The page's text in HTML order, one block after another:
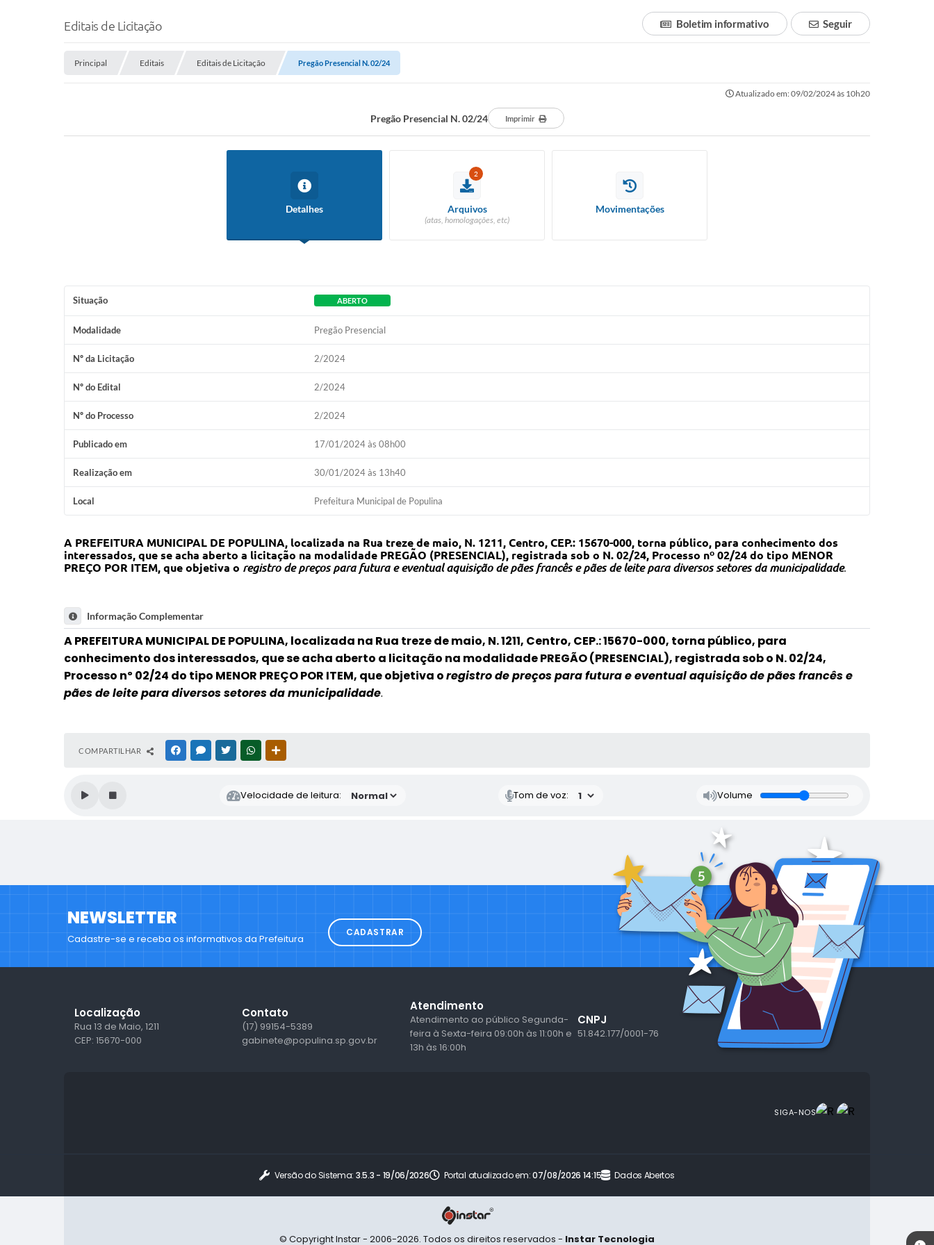
Editais de Licitação Seguir
Boletim informativo
Principal Editais Editais de Licitação Pregão Presencial N. 02/24
Atualizado em: 09/02/2024 às 10h20
Pregão Presencial N. 02/24 Imprimir
Detalhes
2
Arquivos
(atas, homologações, etc)
Movimentações
Situação ABERTO
Modalidade Pregão Presencial
Nº da Licitação 2/2024
Nº do Edital 2/2024
Nº do Processo 2/2024
Publicado em 17/01/2024 às 08h00
Realização em 30/01/2024 às 13h40
Local Prefeitura Municipal de Populina
A PREFEITURA MUNICIPAL DE POPULINA, localizada na Rua treze de maio, N. 1211, Centro, CEP.: 15670-000, torna público, para conhecimento dos
interessados, que se acha aberto a licitação na modalidade PREGÃO (PRESENCIAL), registrada sob o N. 02/24, Processo nº 02/24 do tipo MENOR
PREÇO POR ITEM, que objetiva o registro de preços para futura e eventual aquisição de pães francês e pães de leite para diversos setores da municipalidade.
Informação Complementar
A PREFEITURA MUNICIPAL DE POPULINA, localizada na Rua treze de maio, N. 1211, Centro, CEP.: 15670-000, torna público, para
conhecimento dos interessados, que se acha aberto a licitação na modalidade PREGÃO (PRESENCIAL), registrada sob o N. 02/24,
Processo nº 02/24 do tipo MENOR PREÇO POR ITEM, que objetiva oregistro de preços para futura e eventual aquisição de pães francês e
pães de leite para diversos setores da municipalidade.
COMPARTILHAR FACEBOOKMESSENGER
TWITTERWHATSAPP
Velocidade de leitura: Tom de voz: Volume
NEWSLETTER
Cadastre-se e receba os informativos da Prefeitura
CADASTRAR
SIGA-NOS
Localização
Rua 13 de Maio, 1211
CEP: 15670-000
Contato
(17) 99154-5389
gabinete@populina.sp.gov.br
Atendimento
Atendimento ao público Segunda-
feira à Sexta-feira 09:00h às 11:00h e
13h às 16:00h
CNPJ
51.842.177/0001-76
Versão do Sistema: 3.5.3 - 19/06/2026 Portal atualizado em:07/08/2026 14:15 Dados Abertos
© Copyright Instar - 2006-2026. Todos os direitos reservados - Instar Tecnologia